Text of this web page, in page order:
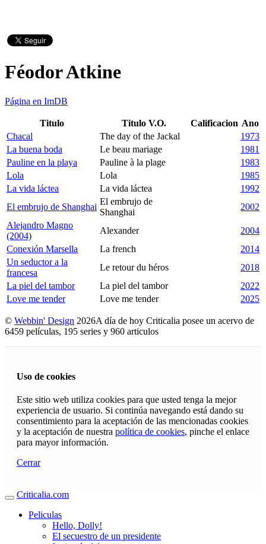
Féodor Atkine
Página en ImDB
Titulo Titulo V.O. Calificacion Ano
Chacal
The day of the Jackal
1973
La buena boda
Le beau mariage
1981
Pauline en la playa
Pauline à la plage
1983
Lola
Lola
1985
La vida láctea
La vida láctea
1992
El embrujo de Shanghai
El embrujo de
Shanghai
2002
Alejandro Magno
(2004)
Alexander
2004
Conexión Marsella
La french
2014
Un seductor a la
francesa
Le retour du héros
2018
La piel del tambor
La piel del tambor
2022
Love me tender
Love me tender 2025
© Webbin' Design 2026A día de hoy Criticalia posee un acervo de
6459 películas, 195 series y 960 articulos
Uso de cookies
Este sitio web utiliza cookies para que usted tenga la mejor
experiencia de usuario. Si continúa navegando está dando su
consentimiento para la aceptación de las mencionadas cookies
y la aceptación de nuestra política de cookies, pinche el enlace
para mayor información.
Cerrar
Criticalia.com
Peliculas
Hello, Dolly!
El secuestro de un presidente